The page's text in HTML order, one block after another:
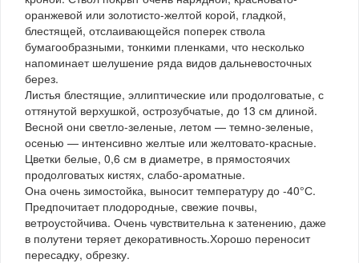
оранжевой или золотисто-желтой корой, гладкой,
блестящей, отслаивающейся поперек ствола
бумагообразными, тонкими пленками, что несколько
напоминает шелушение ряда видов дальневосточных
берез.
Листья блестящие, эллиптические или продолговатые, с
оттянутой верхушкой, острозубчатые, до 13 см длиной.
Весной они светло-зеленые, летом — темно-зеленые,
осенью — интенсивно желтые или желтовато-красные.
Цветки белые, 0,6 см в диаметре, в прямостоячих
продолговатых кистях, слабо-ароматные.
Она очень зимостойка, выносит температуру до -40°С.
Предпочитает плодородные, свежие почвы,
ветроустойчива. Очень чувствительна к затенению, даже
в полутени теряет декоративность.Хорошо переносит
пересадку, обрезку.